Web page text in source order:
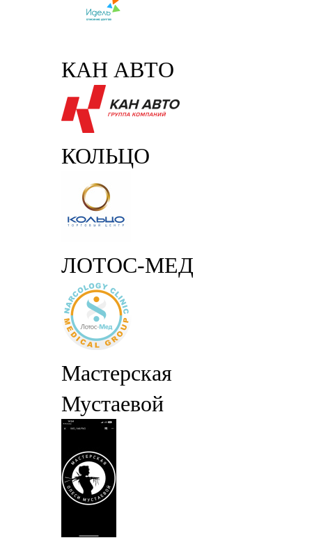
КАН АВТО
КОЛЬЦО
ЛОТОС-МЕД
Мастерская
Мустаевой